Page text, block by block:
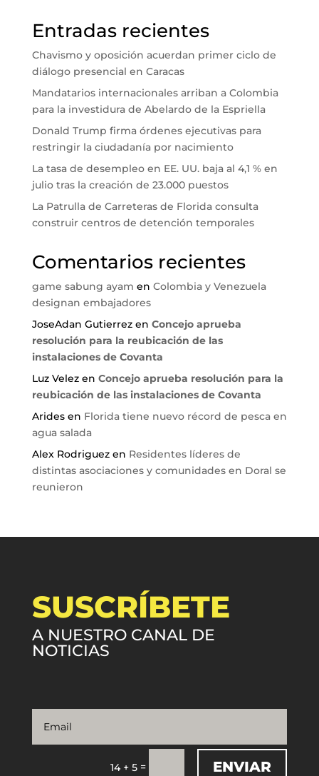
Entradas recientes
Chavismo y oposición acuerdan primer ciclo de
diálogo presencial en Caracas
Mandatarios internacionales arriban a Colombia
para la investidura de Abelardo de la Espriella
Donald Trump firma órdenes ejecutivas para
restringir la ciudadanía por nacimiento
La tasa de desempleo en EE. UU. baja al 4,1 % en
julio tras la creación de 23.000 puestos
La Patrulla de Carreteras de Florida consulta
construir centros de detención temporales
Comentarios recientes
game sabung ayam en Colombia y Venezuela
designan embajadores
JoseAdan Gutierrezen Concejo aprueba
resolución para la reubicación de las
instalaciones de Covanta
Luz Velezen Concejo aprueba resolución para la
reubicación de las instalaciones de Covanta
Aridesen Florida tiene nuevo récord de pesca en
agua salada
Alex Rodriguezen Residentes líderes de
distintas asociaciones y comunidades en Doral se
reunieron
SUSCRÍBETE
A NUESTRO CANAL DE
NOTICIAS
14 + 5 = ENVIAR